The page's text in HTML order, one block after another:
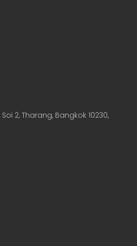
2, Tharang, Bangkok 10230,